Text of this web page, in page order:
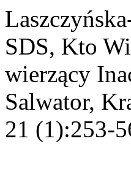
SDS, Kto
wierzący
Salwator,
21 (1):253-